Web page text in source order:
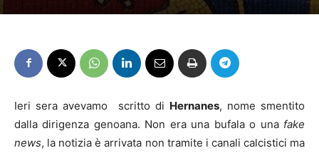
Ieri sera avevamo scritto di Hernanes, nome smentito
dalla dirigenza genoana. Non era una bufala o una fake
news, la notizia è arrivata non tramite i canali calcistici ma